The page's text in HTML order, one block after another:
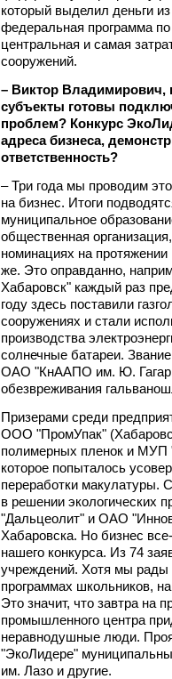
который выделил деньги
федеральная программа
центральная и самая
сооружений.
– Виктор Владимирович,
субъекты готовы
проблем? Конкурс
адреса бизнеса,
ответственность?
– Три года мы проводим
на бизнес. Итоги
муниципальное
общественная
номинациях на
же. Это оправданно,
Хабаровск" каждый раз
году здесь поставили
сооружениях и стали
производства
солнечные батареи.
ОАО "КнААПО им. Ю.
обезвреживания
Призерами среди
ООО "ПромУпак"
полимерных пленок и
которое попыталось
переработки макулатуры.
в решении экологических
"Дальцеолит" и ОАО
Хабаровска. Но бизнес
нашего конкурса. Из 74
учреждений. Хотя мы рады
программах школьников,
Это значит, что завтра на
промышленного центра
неравнодушные люди.
"ЭкоЛидере"
им. Лазо и другие.